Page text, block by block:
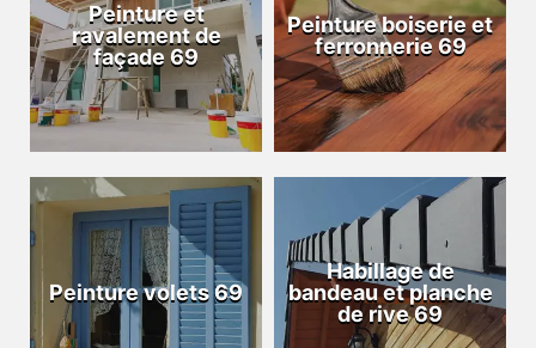
Peinture et
ravalement de
façade 69
Peinture boiserie et
ferronnerie 69
Peinture volets 69
Habillage de
bandeau et planche
de rive 69